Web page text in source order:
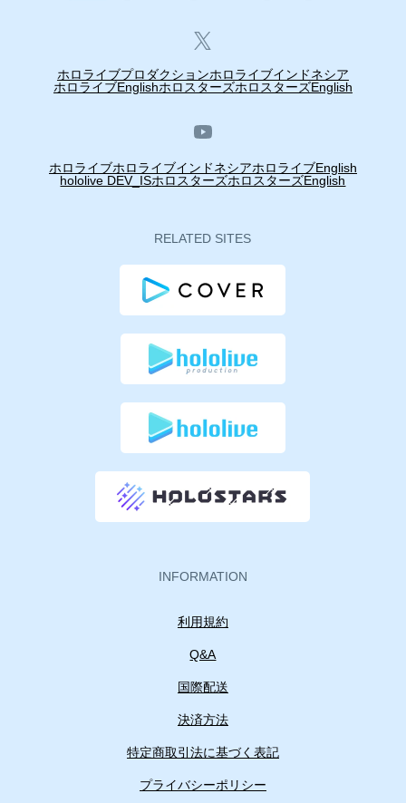
ホロライブプロダクションホロライブインドネシア
ホロライブEnglishホロスターズホロスターズEnglish
ホロライブホロライブインドネシアホロライブEnglish
hololive DEV_ISホロスターズホロスターズEnglish
RELATED SITES
INFORMATION
利用規約
Q&A
国際配送
決済方法
特定商取引法に基づく表記
プライバシーポリシー